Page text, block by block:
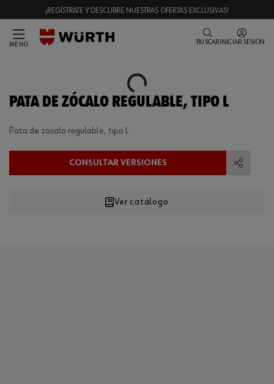
¡REGÍSTRATE Y DESCUBRE NUESTRAS OFERTAS EXCLUSIVAS!
MENÚ BUSCAR INICIAR SESIÓN
Loading...
PATA DE ZÓCALO REGULABLE, TIPO L
Pata de zócalo regulable, tipo L
CONSULTAR VERSIONES
Ver catálogo